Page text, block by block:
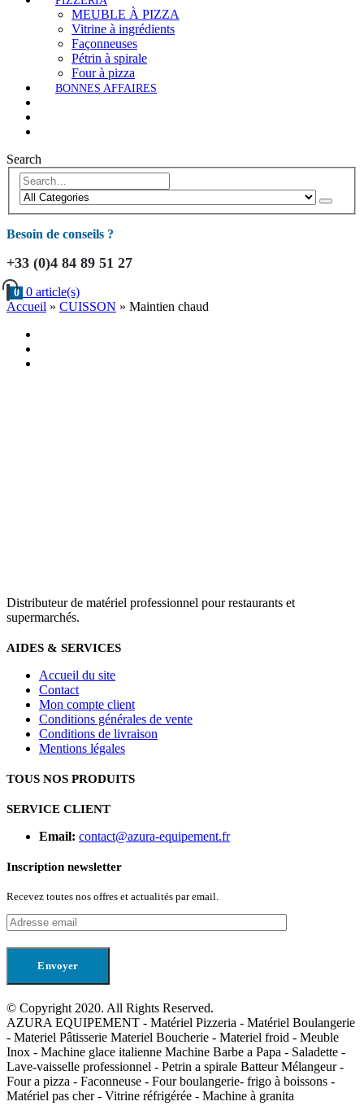
MEUBLE À PIZZA
Vitrine à ingrédients
Façonneuses
Pétrin à spirale
Four à pizza
BONNES AFFAIRES
Search
Besoin de conseils ?
+33 (0)4 84 89 51 27
0 0 article(s)
Accueil » CUISSON » Maintien chaud
Distributeur de matériel professionnel pour restaurants et
supermarchés.
AIDES & SERVICES
Accueil du site
Contact
Mon compte client
Conditions générales de vente
Conditions de livraison
Mentions légales
TOUS NOS PRODUITS
SERVICE CLIENT
Email: contact@azura-equipement.fr
Inscription newsletter
Recevez toutes nos offres et actualités par email.
© Copyright 2020. All Rights Reserved.
AZURA EQUIPEMENT - Matériel Pizzeria - Matériel Boulangerie
- Materiel Pâtisserie Materiel Boucherie - Materiel froid - Meuble
Inox - Machine glace italienne Machine Barbe a Papa - Saladette -
Lave-vaisselle professionnel - Petrin a spirale Batteur Mélangeur -
Four a pizza - Faconneuse - Four boulangerie- frigo à boissons -
Matériel pas cher - Vitrine réfrigérée - Machine à granita